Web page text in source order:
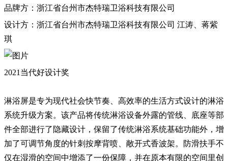
品牌方：浙江省台州市杰特瑞卫浴科技有限公司
设计方：浙江省台州市杰特瑞卫浴科技有限公司 江涛、蒋紫
琪
2021当代好设计奖
淋浴屏是专为现代社会快节奏、高效率的生活方式设计的淋浴
系统升级方案。该产品将传统淋浴设备外露的管线、底座等部
件全部进行了隐藏设计，保留了传统淋浴系统基础功能外，增
加了可调节角度的针刺按摩背喷、敞开式香波架。防滑扶手不
仅在湿滑的空间中增添了一份保障，并在原本有限的空间里创